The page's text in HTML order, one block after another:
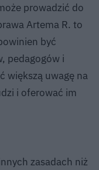
prowadzić do
Artema R. to
być
pedagogów i
większą uwagę na
i oferować im
zasadach niż